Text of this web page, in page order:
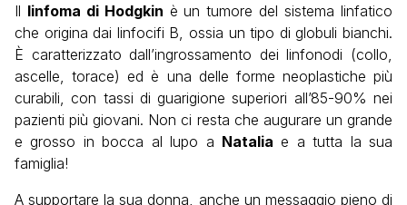
Il linfoma di Hodgkin è un tumore del sistema linfatico
che origina dai linfocifi B, ossia un tipo di globuli bianchi.
È caratterizzato dall’ingrossamento dei linfonodi (collo,
ascelle, torace) ed è una delle forme neoplastiche più
curabili, con tassi di guarigione superiori all’85-90% nei
pazienti più giovani. Non ci resta che augurare un grande
e grosso in bocca al lupo a Natalia e a tutta la sua
famiglia!
A supportare la sua donna, anche un messaggio pieno di